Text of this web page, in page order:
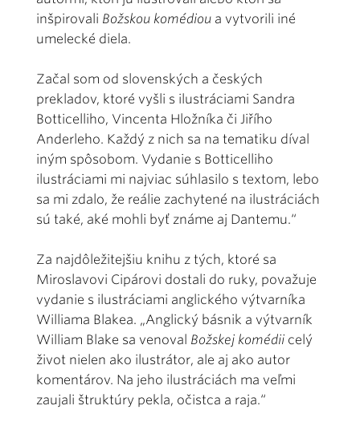
inšpirovali Božskou komédiou a vytvorili iné
umelecké diela.
Začal som od slovenských a českých
prekladov, ktoré vyšli s ilustráciami Sandra
Botticelliho, Vincenta Hložníka či Jiřího
Anderleho. Každý z nich sa na tematiku díval
iným spôsobom. Vydanie s Botticelliho
ilustráciami mi najviac súhlasilo s textom, lebo
sa mi zdalo, že reálie zachytené na ilustráciách
sú také, aké mohli byť známe aj Dantemu.“
Za najdôležitejšiu knihu z tých, ktoré sa
Miroslavovi Cipárovi dostali do ruky, považuje
vydanie s ilustráciami anglického výtvarníka
Williama Blakea. „Anglický básnik a výtvarník
William Blake sa venoval Božskej komédii celý
život nielen ako ilustrátor, ale aj ako autor
komentárov. Na jeho ilustráciách ma veľmi
zaujali štruktúry pekla, očistca a raja.“